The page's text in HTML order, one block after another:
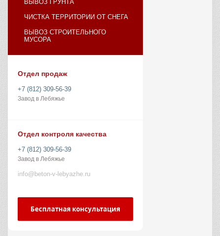
ВЫВОЗ ГРУНТА
ЧИСТКА ТЕРРИТОРИИ ОТ СНЕГА
ВЫВОЗ СТРОИТЕЛЬНОГО
МУСОРА
Отдел продаж
+7 (812) 309-56-39
Завод в Лебяжье
Отдел контроля качества
+7 (812) 309-56-39
Завод в Лебяжье
info@beton-v-lebyazhe.ru
Бесплатная консультация